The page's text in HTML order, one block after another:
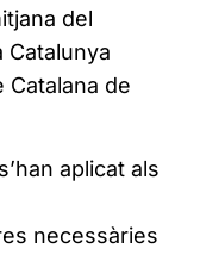
del
Catalunya
Catalana de
aplicat als
necessàries